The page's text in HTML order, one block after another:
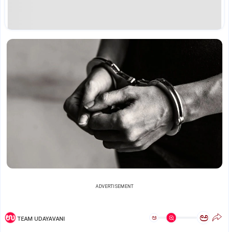
ADVERTISEMENT
TEAM UDAYAVANI ಅ ಅ